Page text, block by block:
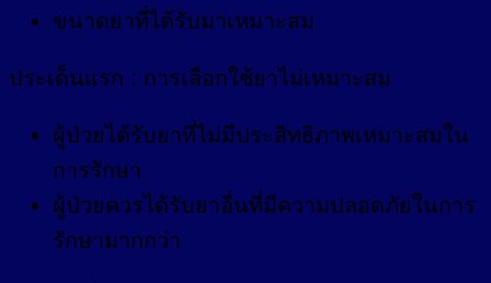
ขนาดยาที่ได้รับมาเหมาะสม
ประเด็นแรก : การเลือกใช้ยาไม่เหมาะสม
ผู้ป่วยได้รับยาที่ไม่มีประสิทธิภาพเหมาะสมใน
การรักษา
ผู้ป่วยควรได้รับยาอื่นที่มีความปลอดภัยในการ
รักษามากกว่า